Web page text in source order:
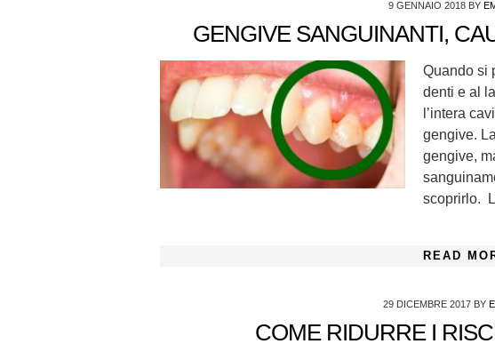
9 GENNAIO 2018 BY
GENGIVE SANGUINANTI,
Quando si
denti e al
l’intera
gengive.
gengive,
scoprirlo.
READ
29 DICEMBRE 2017 BY
COME RIDURRE I